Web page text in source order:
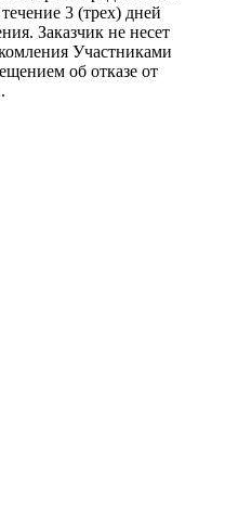
3 (трех) дней
Заказчик не несет
Участниками
об отказе от